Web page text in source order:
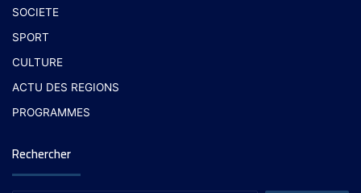
SOCIETE
SPORT
CULTURE
ACTU DES REGIONS
PROGRAMMES
Rechercher